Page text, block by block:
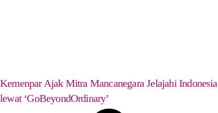
Kemenpar Ajak Mitra Mancanegara Jelajahi Indonesia
lewat ‘GoBeyondOrdinary’